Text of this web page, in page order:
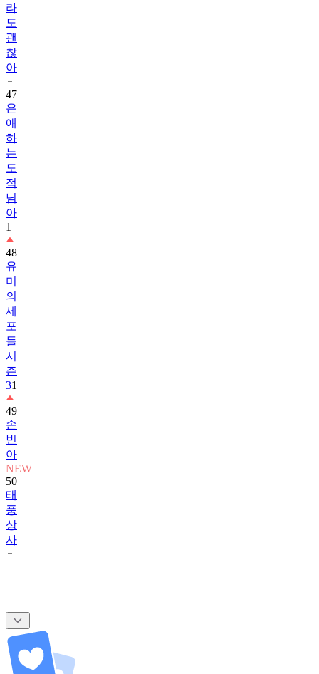
라
도
괜
찮
아
47
은
애
하
는
도
적
님
아
1
48
유
미
의
세
포
들
시
즌
31
49
손
빈
아
NEW
50
태
풍
상
사